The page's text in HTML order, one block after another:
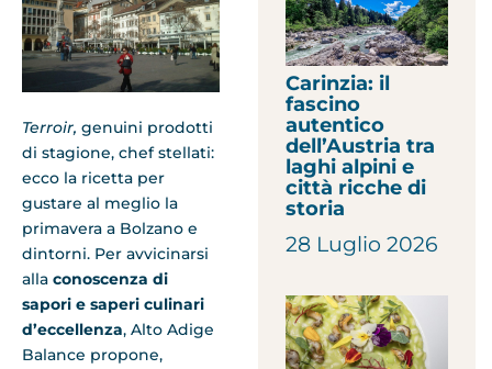
Terroir, genuini prodotti
di stagione, chef stellati:
ecco la ricetta per
gustare al meglio la
primavera a Bolzano e
dintorni. Per avvicinarsi
alla conoscenza di
sapori e saperi culinari
d’eccellenza, Alto Adige
Balance propone,
Carinzia: il
fascino
autentico
dell’Austria tra
laghi alpini e
città ricche di
storia
28 Luglio 2026